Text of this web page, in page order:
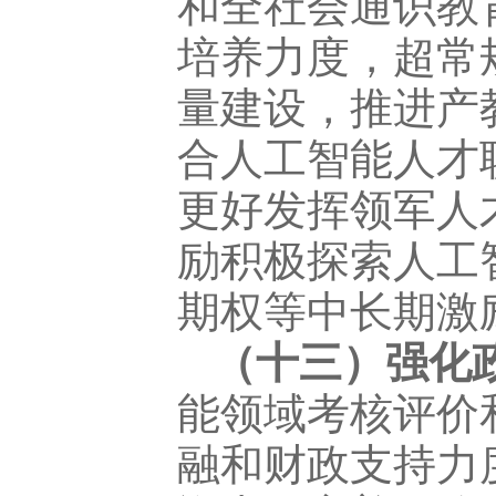
培养力度，超常
量建设，推进产
合人工智能人
更好发挥领军
励积极探索人工
期权等中长期激
（十三）强
能领域考核评
融和财政支持